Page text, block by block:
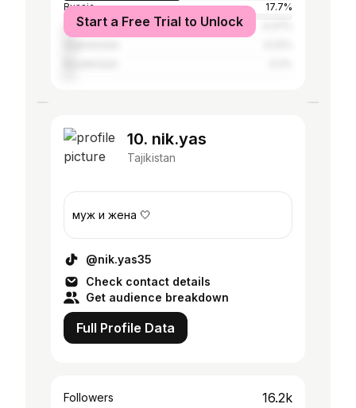
Russia
17.7%
Uzbekistan
Start a Free Trial to Unlock
10. nik.yas
Tajikistan
муж и жена 🤍
@nik.yas35
Check contact details
Get audience breakdown
Full Profile Data
Followers 16.2k